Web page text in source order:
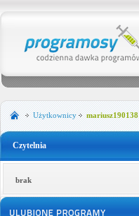
Użytkownicy mariusz190138
Czytelnia
brak